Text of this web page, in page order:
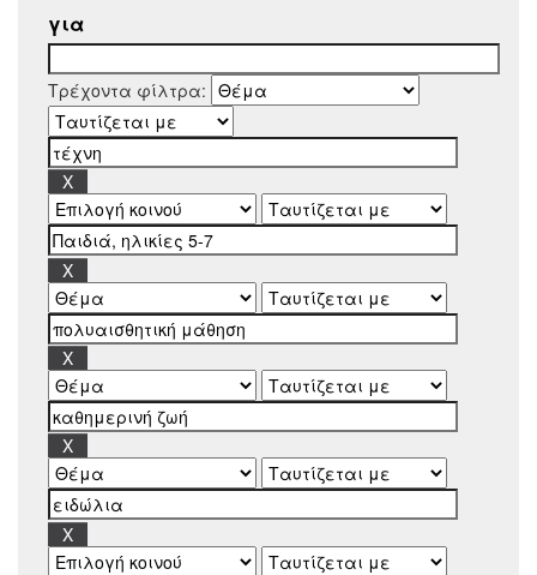
για
Τρέχοντα φίλτρα: